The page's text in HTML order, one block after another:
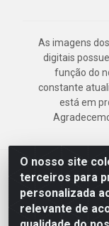
O nosso site
terceiros para
personalizada
relevante de
As imagens
digitais
função do
constante
está em
Deskontão Atacado
Imbiribeira - Recife/